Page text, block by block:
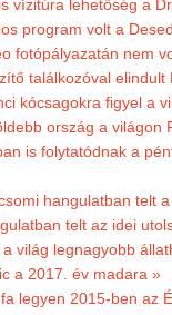
vízitúra lehetőség a
program volt a
fotópályazatán nem
találkozóval
kócsagokra figyel a
ország a világon
is folytatódnak a
hangulatban telt
telt az idei
a világ legnagyobb
a 2017. év madara »
legyen 2015-ben az